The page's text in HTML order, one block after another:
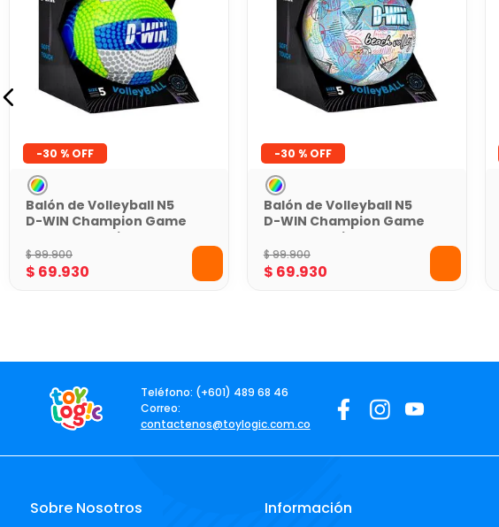
-30 %
Balón de Volleyball N5
D-WIN Champion Game
Verde con Caja
$99.900
$ 69.930
-30 %
Balón de Volleyball N5
D-WIN Champion Game
Azul con Caja
$99.900
$ 69.930
Teléfono: (+601) 489 68 46
Correo:
contactenos@toylogic.com.co
Sobre Nosotros Información